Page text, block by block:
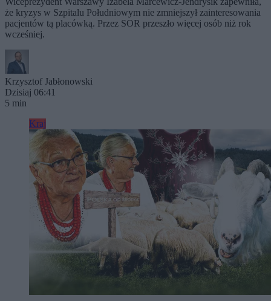
że kryzys w Szpitalu Południowym nie zmniejszył zainteresowania
pacjentów tą placówką. Przez SOR przeszło więcej osób niż rok
wcześniej.
Krzysztof Jabłonowski
Dzisiaj 06:41
5 min
Kraj